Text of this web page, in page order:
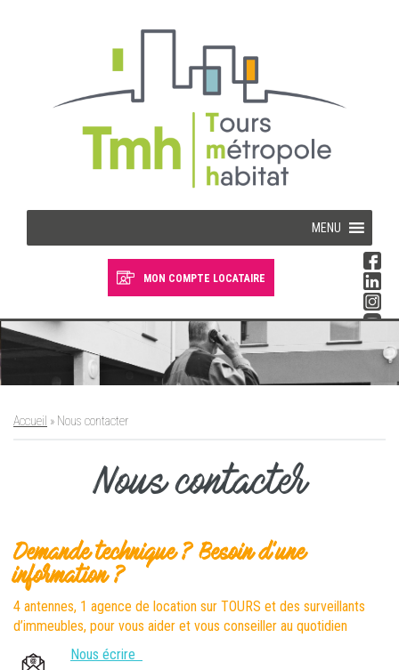
MENU
MON COMPTE LOCATAIRE
Devenir locataire Devenir propriétaire
Accueil » Nous contacter
Nous contacter
Demande technique ? Besoin d’une
information ?
4 antennes, 1 agence de location sur TOURS et des surveillants
d’immeubles, pour vous aider et vous conseiller au quotidien
Nous écrire